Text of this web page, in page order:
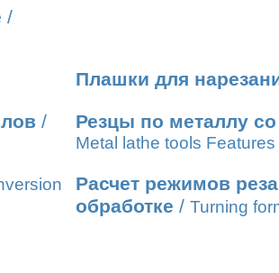
/
Плашки для
/ Резцы по металлу
Metal lathe tools Features
Расчет режимов
обработке / Turning